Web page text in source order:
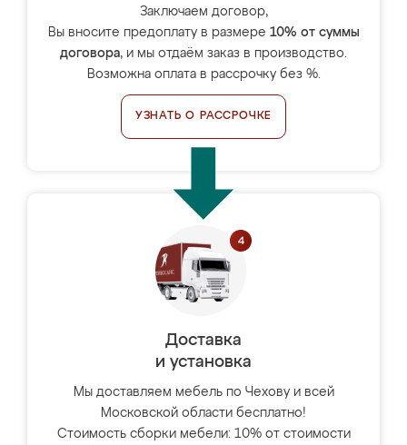
Заключаем договор,
Вы вносите предоплату в размере 10% от суммы
договора, и мы отдаём заказ в производство.
Возможна оплата в рассрочку без %.
УЗНАТЬ О РАССРОЧКЕ
Доставка
и установка
Мы доставляем мебель по Чехову и всей
Московской области бесплатно!
Стоимость сборки мебели: 10% от стоимости